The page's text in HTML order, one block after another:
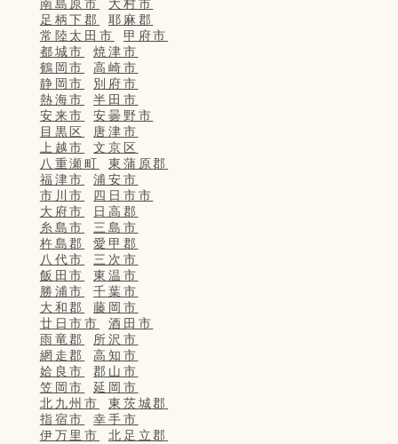
南島原市
大村市
足柄下郡
耶麻郡
常陸太田市
甲府市
都城市
焼津市
鶴岡市
高崎市
静岡市
別府市
熱海市
半田市
安来市
安曇野市
目黒区
唐津市
上越市
文京区
八重瀬町
東蒲原郡
福津市
浦安市
市川市
四日市市
大府市
日高郡
糸島市
三島市
杵島郡
愛甲郡
八代市
三次市
飯田市
東温市
勝浦市
千葉市
大和郡
藤岡市
廿日市市
酒田市
雨竜郡
所沢市
網走郡
高知市
姶良市
郡山市
笠岡市
延岡市
北九州市
東茨城郡
指宿市
幸手市
伊万里市
北足立郡